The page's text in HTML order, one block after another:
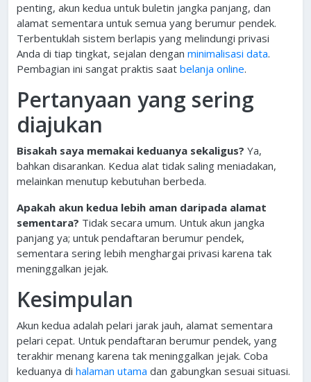
penting, akun kedua untuk buletin jangka panjang, dan
alamat sementara untuk semua yang berumur pendek.
Terbentuklah sistem berlapis yang melindungi privasi
Anda di tiap tingkat, sejalan dengan minimalisasi data.
Pembagian ini sangat praktis saat belanja online.
Pertanyaan yang sering
diajukan
Bisakah saya memakai keduanya sekaligus? Ya,
bahkan disarankan. Kedua alat tidak saling meniadakan,
melainkan menutup kebutuhan berbeda.
Apakah akun kedua lebih aman daripada alamat
sementara? Tidak secara umum. Untuk akun jangka
panjang ya; untuk pendaftaran berumur pendek,
sementara sering lebih menghargai privasi karena tak
meninggalkan jejak.
Kesimpulan
Akun kedua adalah pelari jarak jauh, alamat sementara
pelari cepat. Untuk pendaftaran berumur pendek, yang
terakhir menang karena tak meninggalkan jejak. Coba
keduanya di halaman utama dan gabungkan sesuai situasi.